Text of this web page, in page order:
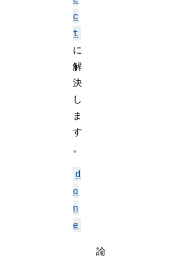
c
t
に
解
決
し
ま
す
。
d
o
n
e
論